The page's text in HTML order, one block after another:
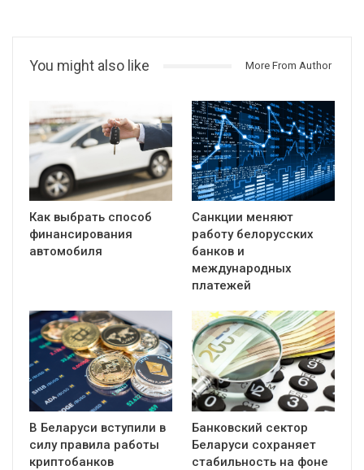
You might also like More From Author
Как выбрать способ
финансирования
автомобиля
Санкции меняют
работу белорусских
банков и
международных
платежей
В Беларуси вступили в
силу правила работы
криптобанков
Банковский сектор
Беларуси сохраняет
стабильность на фоне